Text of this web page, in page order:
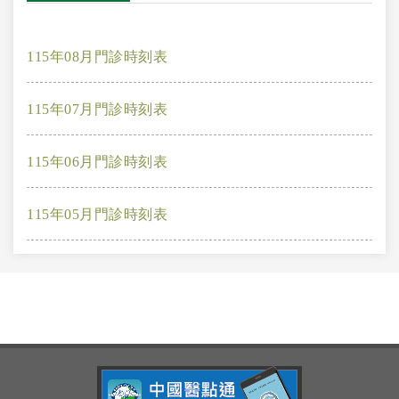
115年08月門診時刻表
115年07月門診時刻表
115年06月門診時刻表
115年05月門診時刻表